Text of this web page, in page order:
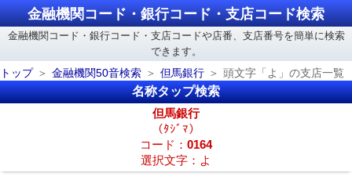
金融機関コード・銀行コード・支店コード検索
金融機関コード・銀行コード・支店コードや店番、支店番号を簡単に検索
できます。
トップ
金融機関50音検索 但馬銀行 頭文字「よ」の支店一覧
名称タップ検索
但馬銀行
（ﾀｼﾞﾏ）
コード： 0164
選択文字：よ